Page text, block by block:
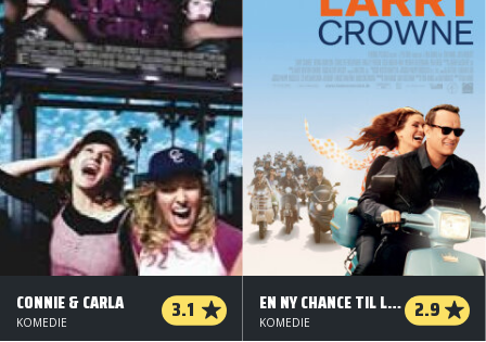
CONNIE & CARLA 3.1
KOMEDIE
EN NY CHANCE TIL LARRY CROWNE 2.9
KOMEDIE